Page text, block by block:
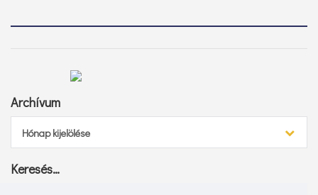
Archívum
Hónap kijelölése
Keresés…